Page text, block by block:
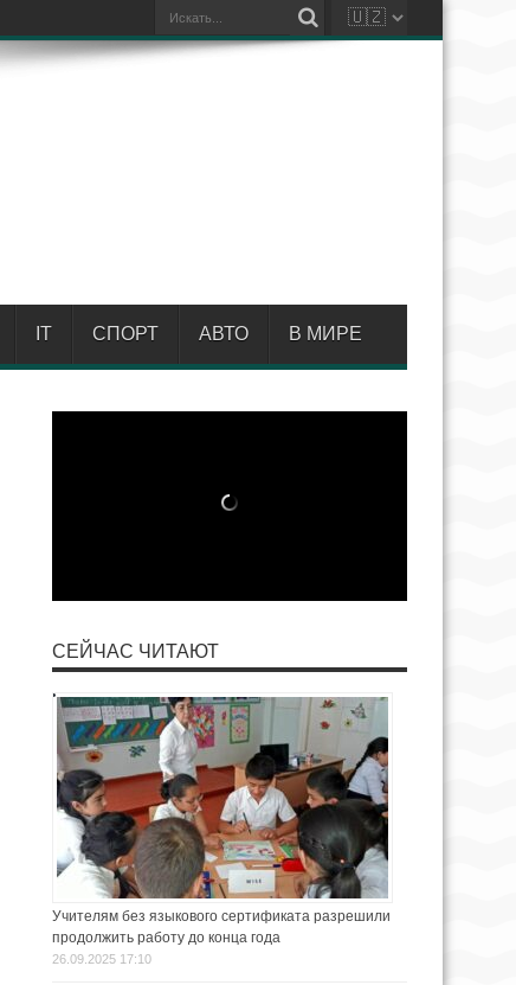
IT СПОРТ АВТО В МИРЕ
СЕЙЧАС ЧИТАЮТ
Учителям без языкового сертификата разрешили
продолжить работу до конца года
26.09.2025 17:10